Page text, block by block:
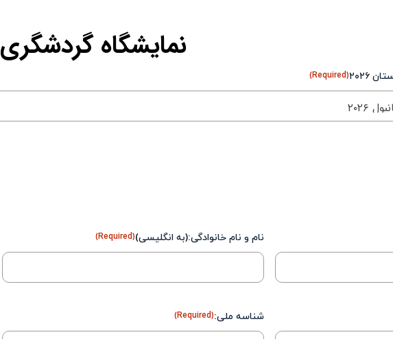
نمایشگاه گردشگری PTM کراچی پاکستان ۲۰۲۶
(Required)
نام و نام خانوادگى:(به انگلیسی)(Required)
شناسه ملی:(Required)